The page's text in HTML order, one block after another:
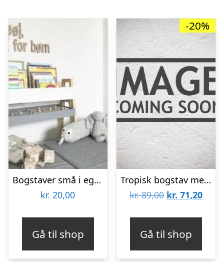
Bogstaver små i egetræfiner – enkeltvis
kr. 20,00
Gå til shop
-20%
Tropisk bogstav med navn – Plakat
kr.89,00 Den
kr. 89,00.
kr. 71,20Den
kr.
Gå til shop